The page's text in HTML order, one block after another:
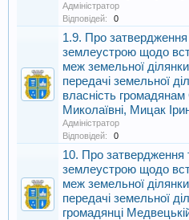
Адміністратор
Відповідей:
0
1.9. Про затвердження
землеустрою щодо
меж земельної
передачі земельної
власність
Миколаївні, Мицак
Адміністратор
Відповідей:
0
10. Про затвердження
землеустрою щодо
меж земельної
передачі земельної
громадянці Медвецькій